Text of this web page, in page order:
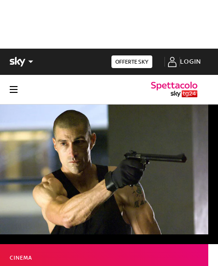
OFFERTE SKY LOGIN
CINEMA